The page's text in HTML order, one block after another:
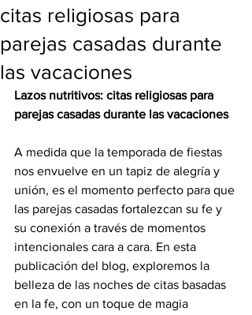
citas religiosas para
parejas casadas durante
las vacaciones
Lazos nutritivos: citas religiosas para
parejas casadas durante las vacaciones
A medida que la temporada de fiestas
nos envuelve en un tapiz de alegría y
unión, es el momento perfecto para que
las parejas casadas fortalezcan su fe y
su conexión a través de momentos
intencionales cara a cara. En esta
publicación del blog, exploremos la
belleza de las noches de citas basadas
en la fe, con un toque de magia